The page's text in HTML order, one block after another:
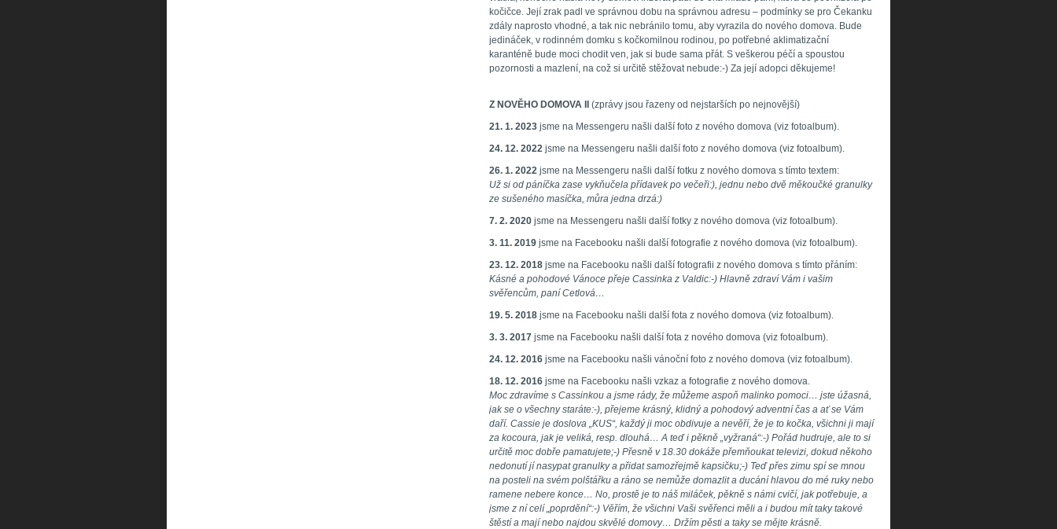
kočičce. Její zrak padl ve správnou dobu na správnou adresu – podmínky se pro Čekanku
zdály naprosto vhodné, a tak nic nebránilo tomu, aby vyrazila do nového domova. Bude
jedináček, v rodinném domku s kočkomilnou rodinou, po potřebné aklimatizační
karanténě bude moci chodit ven, jak si bude sama přát. S veškerou péčí a spoustou
pozornosti a mazlení, na což si určitě stěžovat nebude:-) Za její adopci děkujeme!
Z NOVĚHO DOMOVA II
(zprávy jsou řazeny od nejstarších po nejnovější)
21. 1. 2023 jsme na Messengeru našli další foto z nového domova (viz fotoalbum).
24. 12. 2022 jsme na Messengeru našli další foto z nového domova (viz fotoalbum).
26. 1. 2022 jsme na Messengeru našli další fotku z nového domova s tímto textem:
Už si od páníčka zase vykňučela přídavek po večeři:), jednu nebo dvě měkoučké granulky
ze sušeného masíčka, můra jedna drzá:)
7. 2. 2020 jsme na Messengeru našli další fotky z nového domova (viz fotoalbum).
3. 11. 2019 jsme na Facebooku našli další fotografie z nového domova (viz fotoalbum).
23. 12. 2018 jsme na Facebooku našli další fotografii z nového domova s tímto přáním:
Kásné a pohodové Vánoce přeje Cassinka z Valdic:-) Hlavně zdraví Vám i vašim
svěřencům, paní Cetlová…
19. 5. 2018 jsme na Facebooku našli další fota z nového domova (viz fotoalbum).
3. 3. 2017 jsme na Facebooku našli další fota z nového domova (viz fotoalbum).
24. 12. 2016 jsme na Facebooku našli vánoční foto z nového domova (viz fotoalbum).
18. 12. 2016 jsme na Facebooku našli vzkaz a fotografie z nového domova.
Moc zdravíme s Cassinkou a jsme rády, že můžeme aspoň malinko pomoci… jste úžasná,
jak se o všechny staráte:-), přejeme krásný, klidný a pohodový adventní čas a ať se Vám
daří. Cassie je doslova „KUS“, každý ji moc obdivuje a nevěří, že je to kočka, všichni ji mají
za kocoura, jak je veliká, resp. dlouhá… A teď i pěkně „vyžraná“:-) Pořád hudruje, ale to si
určitě moc dobře pamatujete;-) Přesně v 18.30 dokáže přemňoukat televizi, dokud někoho
nedonutí jí nasypat granulky a přidat samozřejmě kapsičku;-) Teď přes zimu spí se mnou
na posteli na svém polštářku a ráno se nemůže domazlit a ducání hlavou do mé ruky nebo
ramene nebere konce… No, prostě je to náš miláček, pěkně s námi cvičí, jak potřebuje, a
jsme z ní celí „poprdění“:-) Věřím, že všichni Vaši svěřenci měli a i budou mít taky takové
štěstí a mají nebo najdou skvělé domovy… Držím pěsti a taky se mějte krásně.